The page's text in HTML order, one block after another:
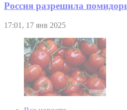
Россия разрешила
17:01, 17 янв 2025